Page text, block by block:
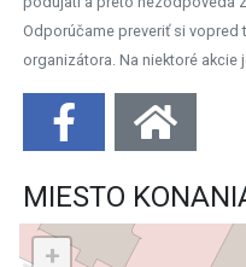
Odporúčame preveriť si vopred
organizátora. Na niektoré akcie
MIESTO
+